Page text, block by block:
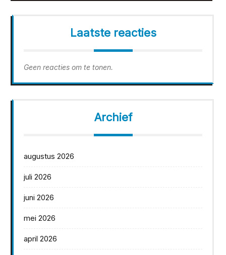
Laatste reacties
Geen reacties om te tonen.
Archief
augustus 2026
juli 2026
juni 2026
mei 2026
april 2026